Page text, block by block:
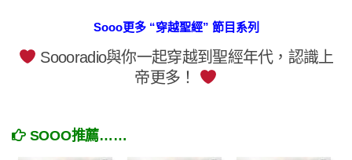
Sooo更多 “穿越聖經” 節目系列
Soooradio與你一起穿越到聖經年代，認識上
帝更多！
SOOO推薦……